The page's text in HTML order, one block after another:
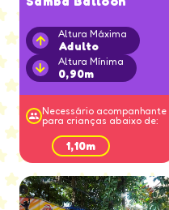
Altura Máxima
Adulto
Altura Mínima
0,90m
Necessário acompanhante
para crianças abaixo de:
1,10m